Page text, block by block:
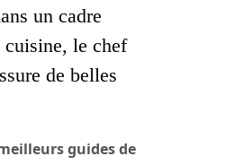
un cadre
cuisine, le chef
de belles
guides de